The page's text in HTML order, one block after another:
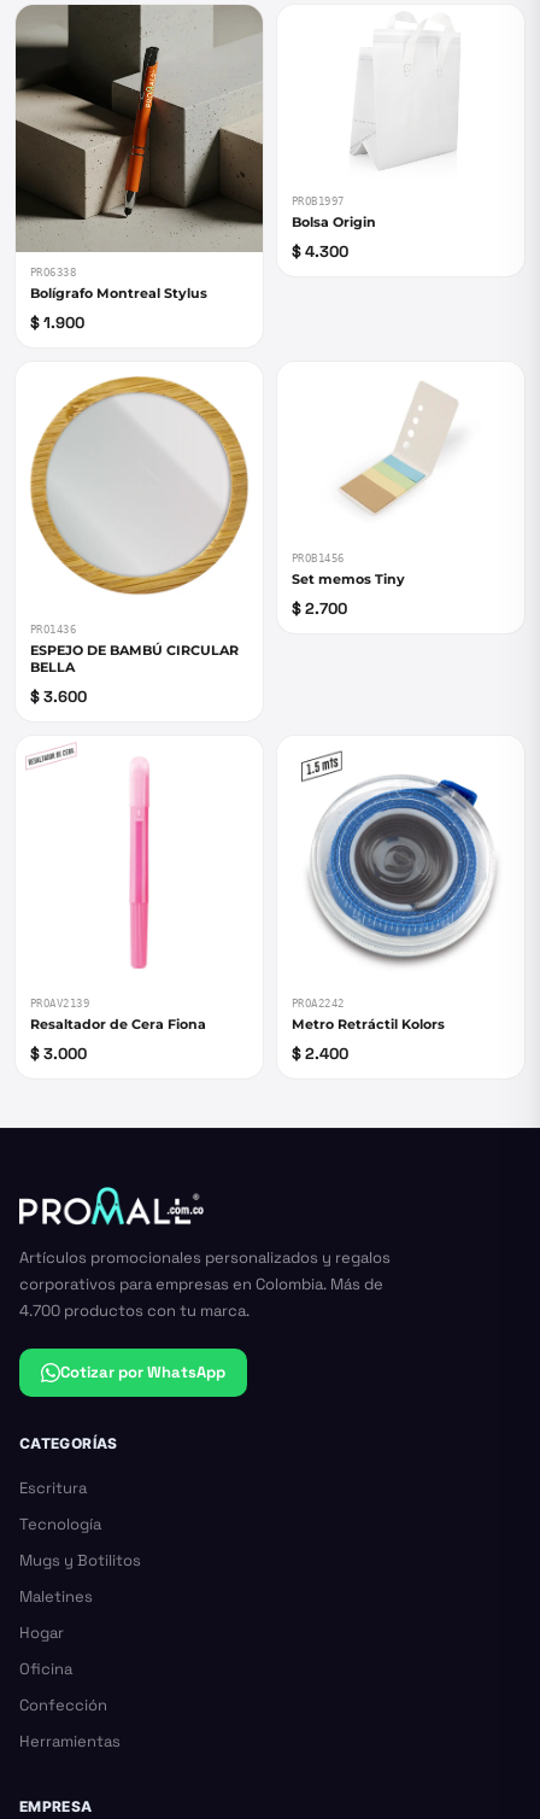
PRO6338
Bolígrafo Montreal Stylus
$ 1.900
PROB1997
Bolsa Origin
$ 4.300
PRO1436
ESPEJO DE BAMBÚ CIRCULAR
BELLA
$ 3.600
PROB1456
Set memos Tiny
$ 2.700
PROAV2139
Resaltador de Cera Fiona
$ 3.000
PROA2242
Metro Retráctil Kolors
$ 2.400
Artículos promocionales personalizados y regalos
corporativos para empresas en Colombia. Más de
4.700 productos con tu marca.
Cotizar por WhatsApp
CATEGORÍAS
Escritura
Tecnología
Mugs y Botilitos
Maletines
Hogar
Oficina
Confección
Herramientas
EMPRESA